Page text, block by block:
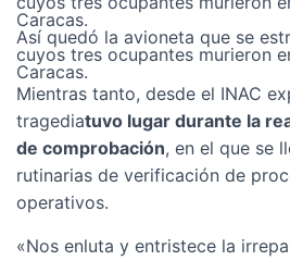
Así quedó la avioneta que se
cuyos tres ocupantes murieron
Caracas.
Mientras tanto, desde el INAC
tragediatuvo lugar durante la
de comprobación, en el que se
rutinarias de verificación de
operativos.
«Nos enluta y entristece la